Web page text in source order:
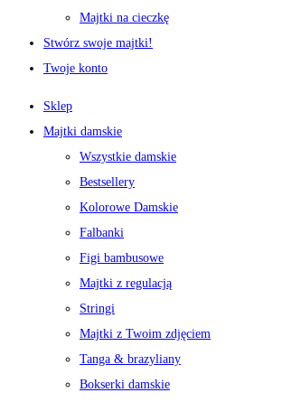
Majtki na cieczkę
Stwórz swoje majtki!
Twoje konto
Sklep
Majtki damskie
Wszystkie damskie
Bestsellery
Kolorowe Damskie
Falbanki
Figi bambusowe
Majtki z regulacją
Stringi
Majtki z Twoim zdjęciem
Tanga & brazyliany
Bokserki damskie